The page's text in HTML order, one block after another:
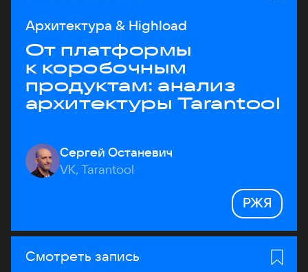
Архитектура & Highload
От платформы
к коробочным
продуктам: анализ
архитектуры Tarantool
Сергей Останевич
VK, Tarantool
РЖЯ
Смотреть запись